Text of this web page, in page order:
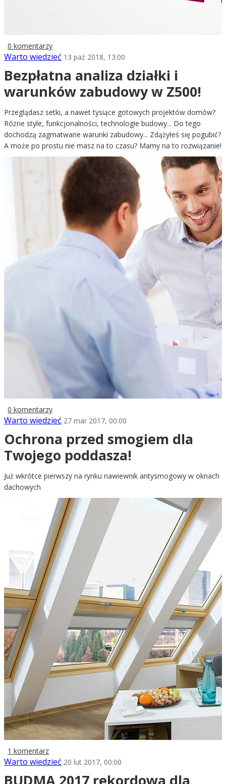
0 komentarzy
Warto wiedzieć 13 paź 2018, 13:00
Bezpłatna analiza działki i
warunków zabudowy w Z500!
Przeglądasz setki, a nawet tysiące gotowych projektów domów?
Różne style, funkcjonalności, technologie budowy... Do tego
dochodzą zagmatwane warunki zabudowy... Zdążyłeś się pogubić?
A może po prostu nie masz na to czasu? Mamy na to rozwiązanie!
0 komentarzy
Warto wiedzieć 27 mar 2017, 00:00
Ochrona przed smogiem dla
Twojego poddasza!
Już wkrótce pierwszy na rynku nawiewnik antysmogowy w oknach
dachowych
1 komentarz
Warto wiedzieć 20 lut 2017, 00:00
BUDMA 2017 rekordowa dla